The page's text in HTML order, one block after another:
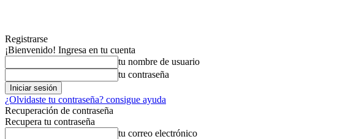
Registrarse
¡Bienvenido! Ingresa en tu cuenta
tu nombre de usuario
tu contraseña
¿Olvidaste tu contraseña? consigue ayuda
Recuperación de contraseña
Recupera tu contraseña
tu correo electrónico